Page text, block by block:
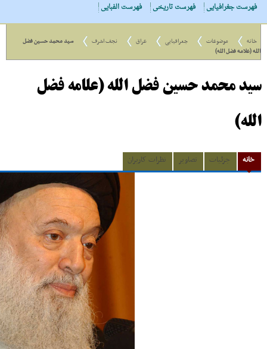
فهرست جغرافیایی
فهرست تاریخی فهرست الفبایی
خانه موضوعات جغرافیایی عراق نجف اشرف
سید محمد حسین فضل
الله (علامه فضل الله)
سید محمد حسین فضل الله (علامه فضل
الله)
خانه جزئیات تصاویر نظرات کاربران